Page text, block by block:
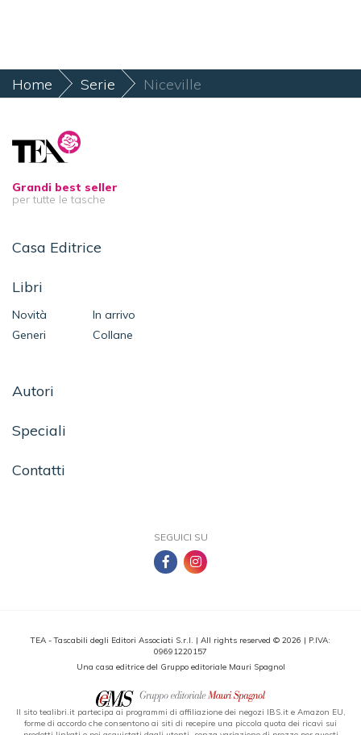
Home Serie Niceville
Grandi best seller
per tutte le tasche
Casa Editrice
Libri
Novità
In arrivo
Generi
Collane
Autori
Speciali
Contatti
SEGUICI SU
TEA - Tascabili degli Editori Associati S.r.l. | All rights reserved © 2026 | P.IVA:
09691220157
Una casa editrice del Gruppo editoriale Mauri Spagnol
Il sito tealibri.it partecipa ai programmi di affiliazione dei negozi IBS.it e Amazon EU,
forme di accordo che consentono ai siti di recepire una piccola quota dei ricavi sui